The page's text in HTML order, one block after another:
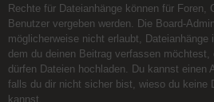
Rechte für Dateianhänge können für Foren,
Benutzer vergeben werden. Die Board-
möglicherweise nicht erlaubt, Dateianhänge
dem du deinen Beitrag verfassen möchtest,
dürfen Dateien hochladen. Du kannst einen
falls du dir nicht sicher bist, wieso du keine
kannst.